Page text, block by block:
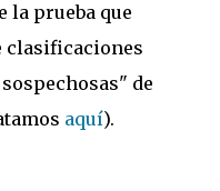
la prueba que
clasificaciones
de
aquí).